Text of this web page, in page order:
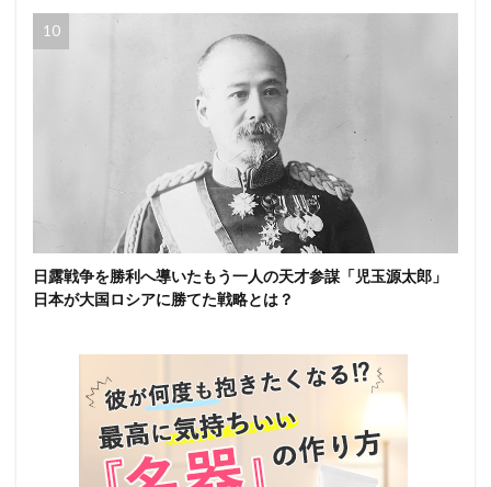
日露戦争を勝利へ導いたもう一人の天才参謀「児玉源太郎」
日本が大国ロシアに勝てた戦略とは？